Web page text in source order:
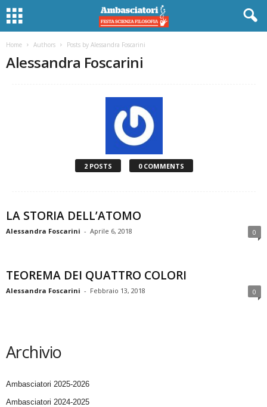
Home Authors Posts by Alessandra Foscarini
Alessandra Foscarini
2 POSTS 0 COMMENTS
LA STORIA DELL’ATOMO
Alessandra Foscarini - Aprile 6, 2018 0
TEOREMA DEI QUATTRO COLORI
Alessandra Foscarini - Febbraio 13, 2018 0
Archivio
Ambasciatori 2025-2026
Ambasciatori 2024-2025